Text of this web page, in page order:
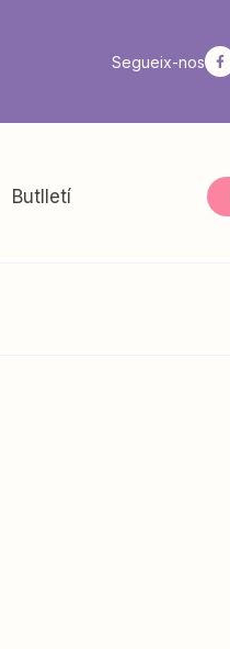
Segueix-nos
Butlletí